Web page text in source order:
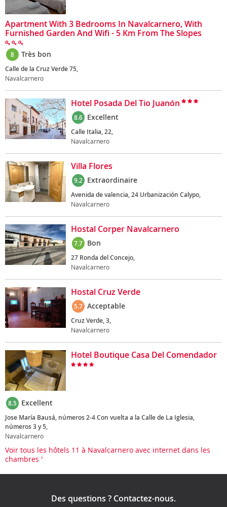
Apartment With 3 Bedrooms In Navalcarnero, With
Furnished Garden And Wifi - 5 Km From The Slopes
8 Très bon
Calle de la Cruz Verde 75,
Navalcarnero
Hotel Posada Del Tio Juanón
8.6 Excellent
Calle Italia, 22,
Navalcarnero
Villa Flores
9.2 Extraordinaire
Avenida de valencia, 24 Urbanización Calypo,
Navalcarnero
Hostal Corper Navalcarnero
7.7 Bon
27 Ronda del Concejo,
Navalcarnero
Hostal Cruz Verde
5.7 Acceptable
Cruz Verde, 3,
Navalcarnero
Hotel Boutique Casa Del Comendador
8.5 Excellent
Jose María Bausá, números 2-4 Con vuelta a la Calle de La Iglesia,
números 3 y 5,
Navalcarnero
Voir tous les hôtels 11 à Navalcarnero avec internet dans les
chambres
Des questions ? Contactez-nous.